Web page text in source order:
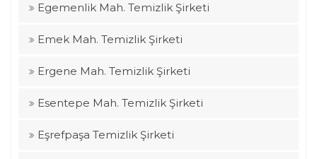
Egemenlik Mah. Temizlik Şirketi
Emek Mah. Temizlik Şirketi
Ergene Mah. Temizlik Şirketi
Esentepe Mah. Temizlik Şirketi
Eşrefpaşa Temizlik Şirketi